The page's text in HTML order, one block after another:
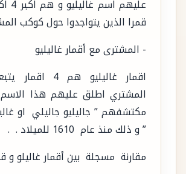
قمرا الذين يتواجدوا حول كوكب
- المشترى مع أقمار غاليليو
اقمار غاليليو
المشتري اطلق عليهم هذا
مكتشفهم ” جاليليو جاليلي او
” و ذلك منذ عام 1610 للميلاد . .
مقارنة مسجلة بين أقمار غاليلو و